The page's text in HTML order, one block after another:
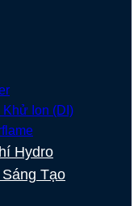
Ion (DI)
Hydro
Tạo